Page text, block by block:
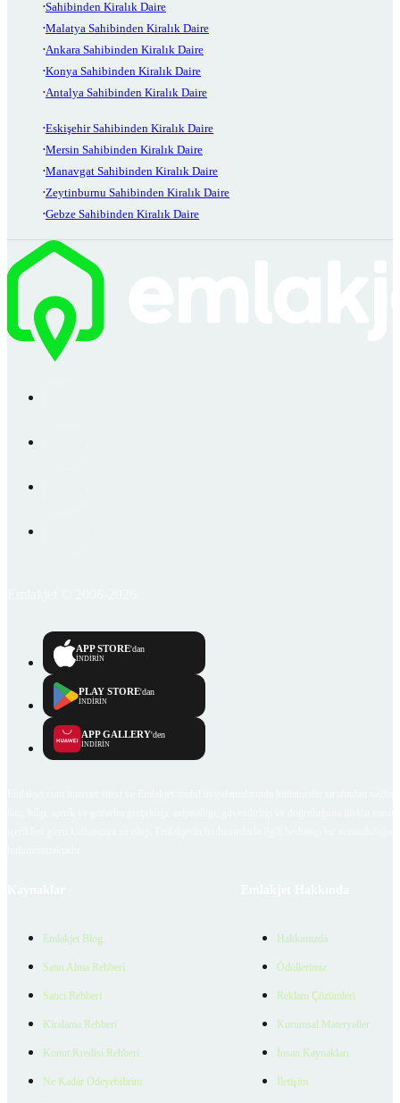
Sahibinden Kiralık Daire
Malatya Sahibinden Kiralık Daire
Ankara Sahibinden Kiralık Daire
Konya Sahibinden Kiralık Daire
Antalya Sahibinden Kiralık Daire
Eskişehir Sahibinden Kiralık Daire
Mersin Sahibinden Kiralık Daire
Manavgat Sahibinden Kiralık Daire
Zeytinburnu Sahibinden Kiralık Daire
Gebze Sahibinden Kiralık Daire
APP STORE'dan
İNDİRİN
PLAY STORE'dan
İNDİRİN
APP GALLERY'den
İNDİRİN
Emlakjet Blog
Satın Alma Rehberi
Satıcı Rehberi
Kiralama Rehberi
Konut Kredisi Rehberi
Ne Kadar Ödeyebilirim
Hakkımızda
Ödüllerimiz
Reklam Çözümleri
Kurumsal Materyaller
İnsan Kaynakları
İletişim